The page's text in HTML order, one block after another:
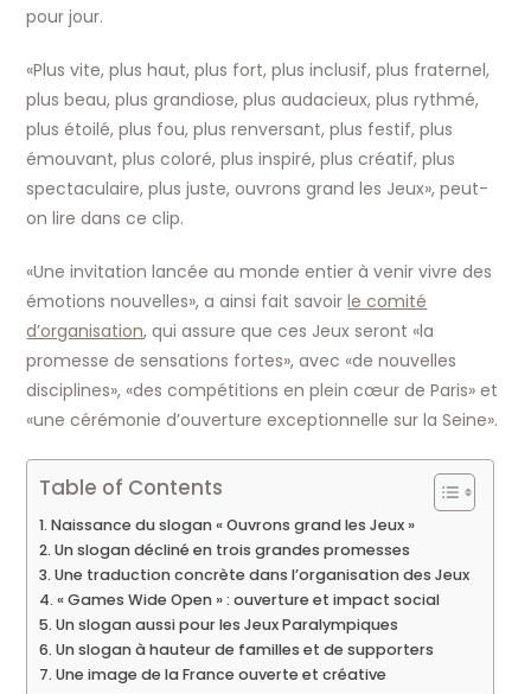
pour jour.
«Plus vite, plus haut, plus fort, plus inclusif, plus fraternel,
plus beau, plus grandiose, plus audacieux, plus rythmé,
plus étoilé, plus fou, plus renversant, plus festif, plus
émouvant, plus coloré, plus inspiré, plus créatif, plus
spectaculaire, plus juste, ouvrons grand les Jeux», peut-
on lire dans ce clip.
«Une invitation lancée au monde entier à venir vivre des
émotions nouvelles», a ainsi fait savoirle comité
d’organisation, qui assure que ces Jeux seront «la
promesse de sensations fortes», avec «de nouvelles
disciplines», «des compétitions en plein cœur de Paris» et
«une cérémonie d’ouverture exceptionnelle sur la Seine».
Table of Contents
Naissance du slogan « Ouvrons grand les Jeux »
Un slogan décliné en trois grandes promesses
Une traduction concrète dans l’organisation des Jeux
« Games Wide Open » : ouverture et impact social
Un slogan aussi pour les Jeux Paralympiques
Un slogan à hauteur de familles et de supporters
Une image de la France ouverte et créative